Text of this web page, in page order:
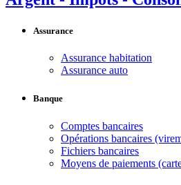
Assurance
Assurance habitation
Assurance auto
Banque
Comptes bancaires
Opérations bancaires
Fichiers bancaires
Moyens de paiements